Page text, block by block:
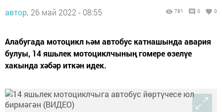
автор, 26 май 2022 - 08:55 781 0 0
Алабугада мотоцикл һәм автобус катнашында авария
булуы, 14 яшьлек мотоциклчының гомере өзелүе
хакында хәбәр иткән идек.